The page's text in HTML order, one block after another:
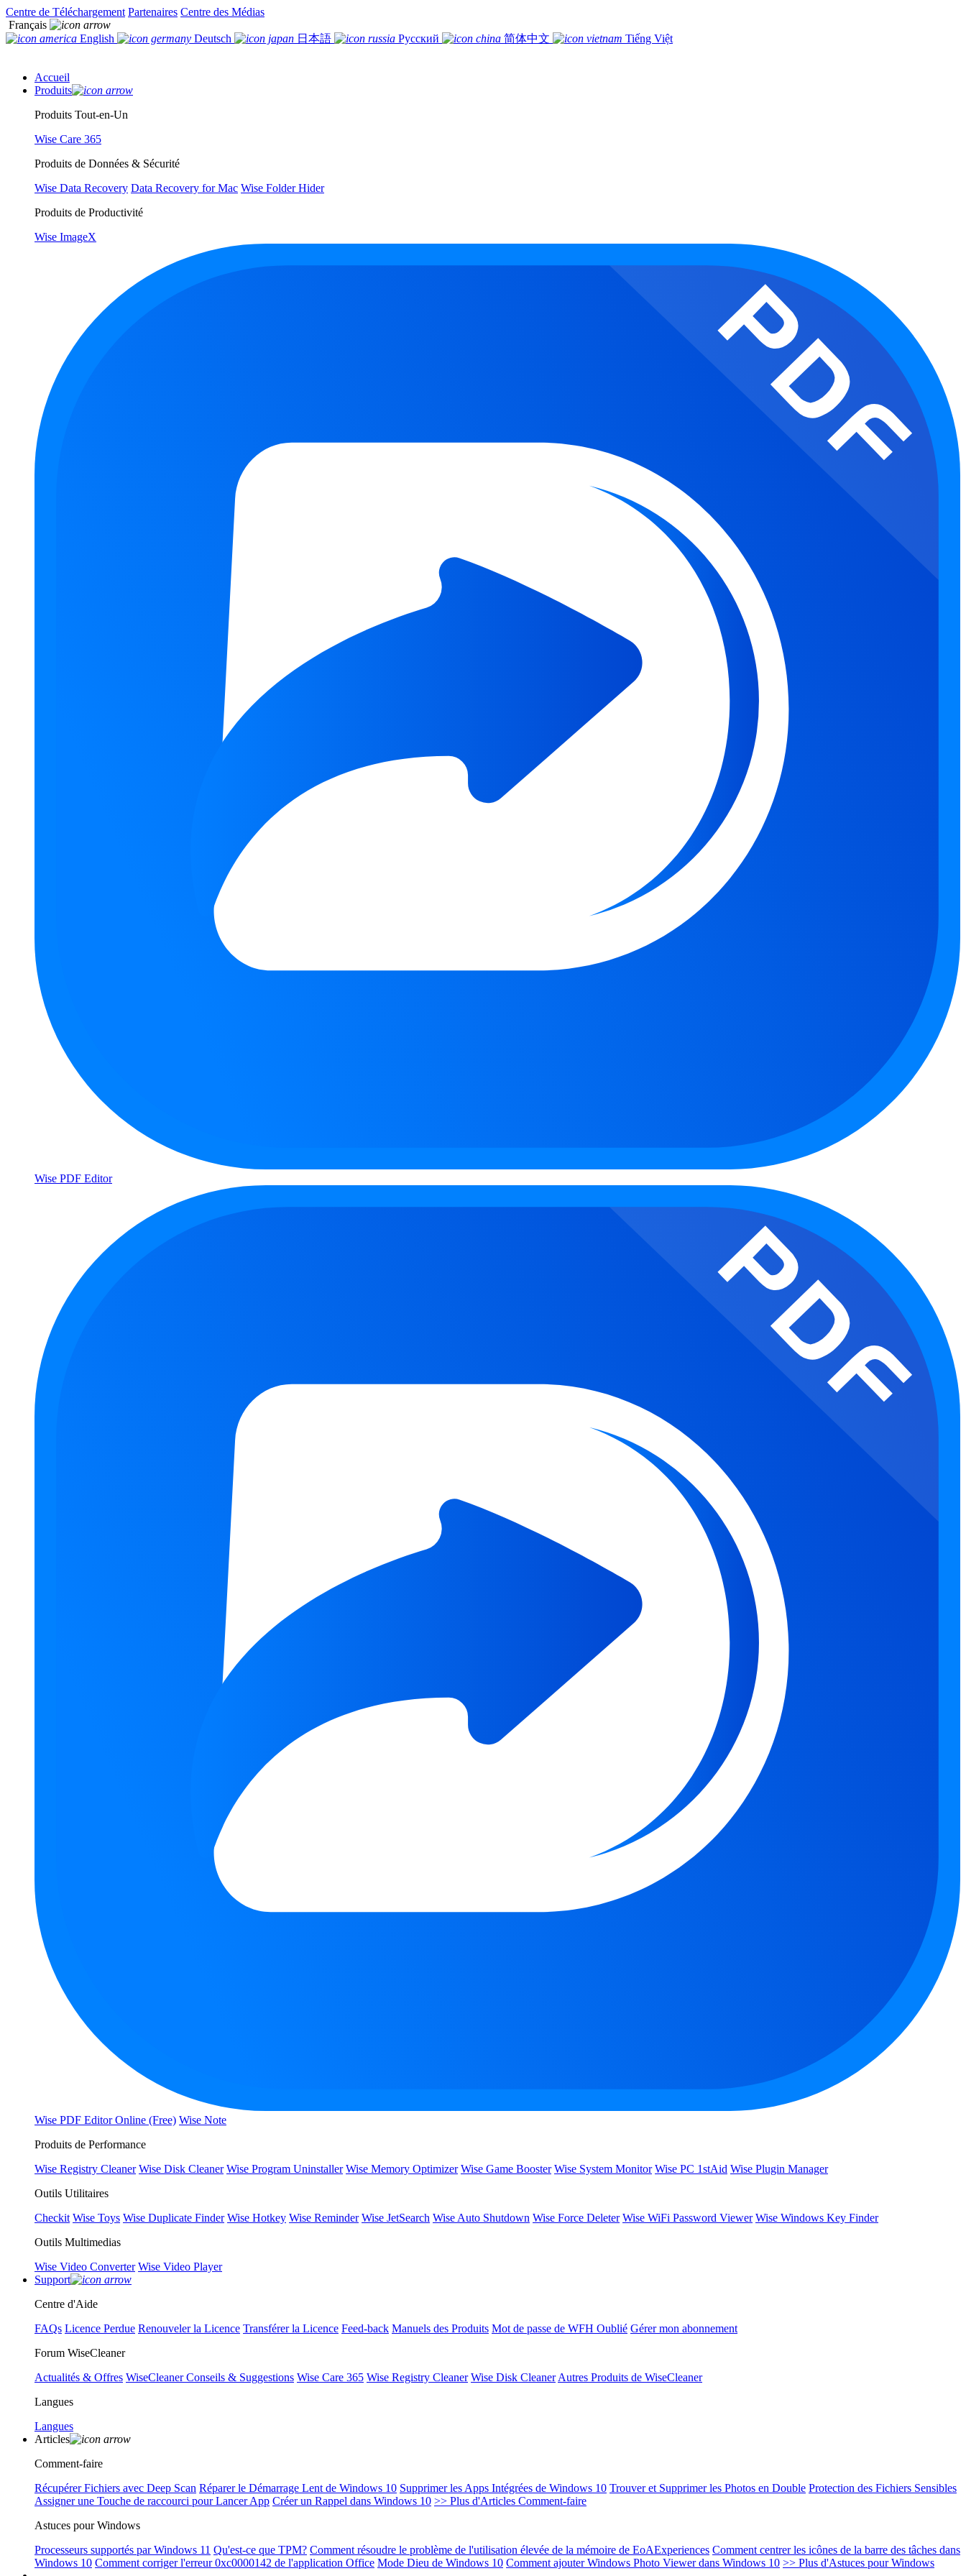
Centre de Téléchargement Partenaires Centre des Médias
Français
English
Deutsch 日本語 Русский 简体中文 Tiếng Việt
Accueil
Produits
Produits Tout-en-Un
Wise Care 365
Produits de Données & Sécurité
Wise Data Recovery Data Recovery for Mac Wise Folder Hider
Produits de Productivité
Wise ImageX
Wise PDF Editor
Wise PDF Editor Online (Free) Wise Note
Produits de Performance
Wise Registry Cleaner Wise Disk Cleaner Wise Program Uninstaller Wise Memory Optimizer Wise Game Booster Wise System Monitor Wise PC 1stAid Wise Plugin Manager
Outils Utilitaires
Checkit Wise Toys Wise Duplicate Finder Wise Hotkey Wise Reminder Wise JetSearch Wise Auto Shutdown Wise Force Deleter Wise WiFi Password Viewer Wise Windows Key Finder
Outils Multimedias
Wise Video Converter Wise Video Player
Support
Centre d'Aide
FAQs Licence Perdue Renouveler la Licence Transférer la Licence Feed-back Manuels des Produits Mot de passe de WFH Oublié Gérer mon abonnement
Forum WiseCleaner
Actualités & Offres WiseCleaner Conseils & Suggestions Wise Care 365 Wise Registry Cleaner Wise Disk Cleaner Autres Produits de WiseCleaner
Langues
Langues
Articles
Comment-faire
Récupérer Fichiers avec Deep Scan Réparer le Démarrage Lent de Windows 10 Supprimer les Apps Intégrées de Windows 10 Trouver et Supprimer les Photos en Double Protection des Fichiers Sensibles
Assigner une Touche de raccourci pour Lancer App Créer un Rappel dans Windows 10 >> Plus d'Articles Comment-faire
Astuces pour Windows
Processeurs supportés par Windows 11 Qu'est-ce que TPM? Comment résoudre le problème de l'utilisation élevée de la mémoire de EoAExperiences Comment centrer les icônes de la barre des tâches dans
Windows 10 Comment corriger l'erreur 0xc0000142 de l'application Office Mode Dieu de Windows 10 Comment ajouter Windows Photo Viewer dans Windows 10 >> Plus d'Astuces pour Windows